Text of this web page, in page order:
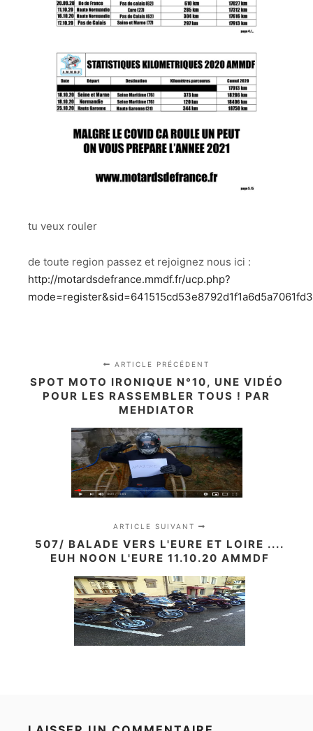
tu veux rouler
de toute region passez et rejoignez nous ici :
http://motardsdefrance.mmdf.fr/ucp.php?
ARTICLE PRÉCÉDENT
SPOT MOTO IRONIQUE N°10, UNE VIDÉO
POUR LES RASSEMBLER TOUS ! PAR
MEHDIATOR
ARTICLE SUIVANT
507/ BALADE VERS L'EURE ET LOIRE ....
EUH NOON L'EURE 11.10.20 AMMDF